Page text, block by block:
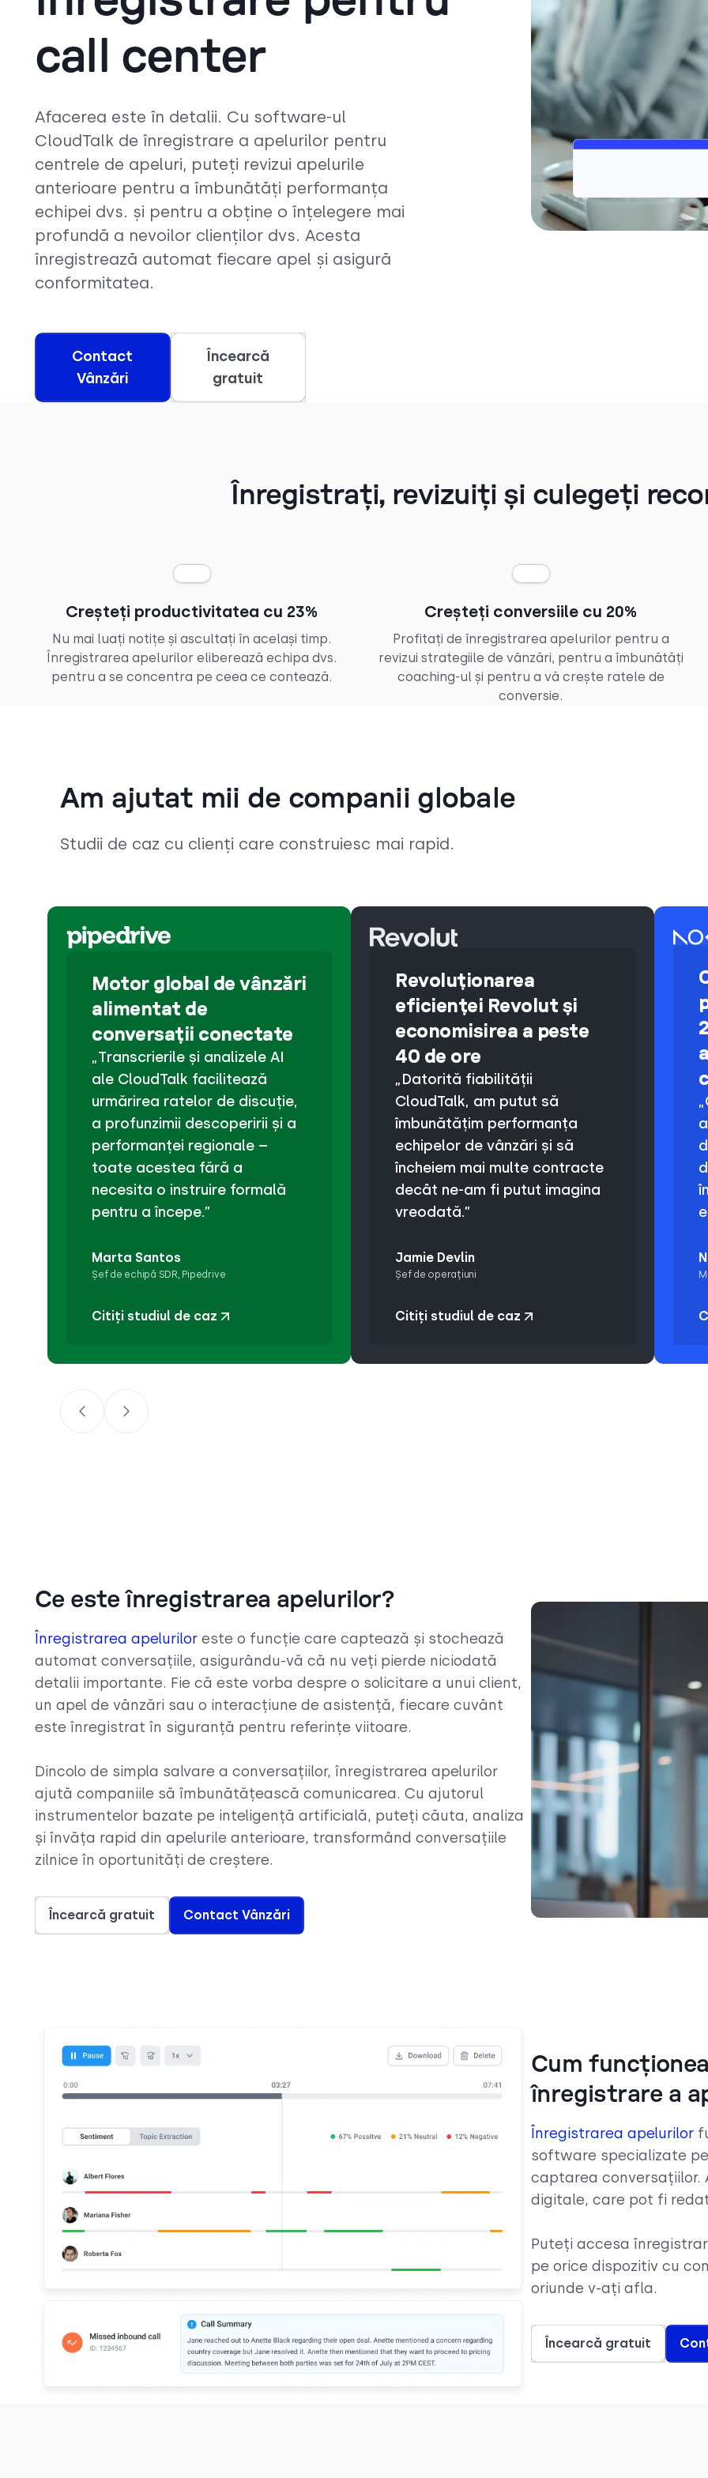
call center
Afacerea este în detalii. Cu software-ul
CloudTalk de înregistrare a apelurilor pentru
centrele de apeluri, puteți revizui apelurile
anterioare pentru a îmbunătăți performanța
echipei dvs. și pentru a obține o înțelegere mai
profundă a nevoilor clienților dvs. Acesta
înregistrează automat fiecare apel și asigură
conformitatea.
Contact
Vânzări
Încearcă
gratuit
Înregistrați, revizuiți și culegeți
Creșteți productivitatea cu 23%
Nu mai luați notițe și ascultați în același timp.
Înregistrarea apelurilor eliberează echipa dvs.
pentru a se concentra pe ceea ce contează.
Creșteți conversiile cu 20%
Profitați de înregistrarea apelurilor pentru a
revizui strategiile de vânzări, pentru a îmbunătăți
coaching-ul și pentru a vă crește ratele de
conversie.
Am ajutat mii de companii globale
Studii de caz cu clienți care construiesc mai rapid.
Motor global de vânzări
alimentat de
conversații conectate
„Transcrierile și analizele AI
ale CloudTalk facilitează
urmărirea ratelor de discuție,
a profunzimii descoperirii și a
performanței regionale –
toate acestea fără a
necesita o instruire formală
pentru a începe.”
Marta Santos
Șef de echipă SDR, Pipedrive
Citiți studiul de caz
Revoluționarea
eficienței Revolut și
economisirea a peste
40 de ore
„Datorită fiabilității
CloudTalk, am putut să
îmbunătățim performanța
echipelor de vânzări și să
încheiem mai multe contracte
decât ne-am fi putut imagina
vreodată.”
Jamie Devlin
Șef de operațiuni
Citiți studiul de caz
Ce este înregistrarea apelurilor?
Înregistrarea apelurilor este o funcție care captează și stochează
automat conversațiile, asigurându-vă că nu veți pierde niciodată
detalii importante. Fie că este vorba despre o solicitare a unui client,
un apel de vânzări sau o interacțiune de asistență, fiecare cuvânt
este înregistrat în siguranță pentru referințe viitoare.
Dincolo de simpla salvare a conversațiilor, înregistrarea apelurilor
ajută companiile să îmbunătățească comunicarea. Cu ajutorul
instrumentelor bazate pe inteligență artificială, puteți căuta, analiza
și învăța rapid din apelurile anterioare, transformând conversațiile
zilnice în oportunități de creștere.
Încearcă gratuit Contact Vânzări
Cum
înregistrare a
Înregistrarea apelurilor
software specializate
captarea conversațiilor.
digitale, care pot fi
Puteți accesa
pe orice dispozitiv cu
oriunde v-ați afla.
Încearcă gratuit